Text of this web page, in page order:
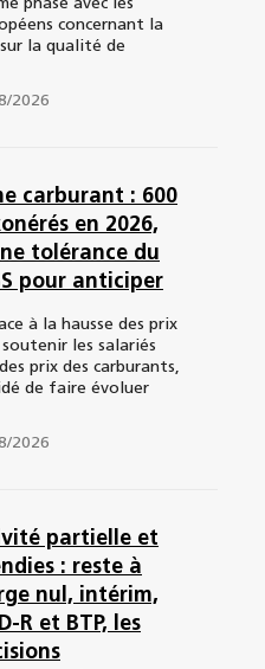
phase avec les
concernant la
la qualité de
2026
carburant : 600
en 2026,
tolérance du
pour anticiper
à la hausse des prix
les salariés
prix des carburants,
de faire évoluer
2026
partielle et
: reste à
nul, intérim,
R et BTP, les